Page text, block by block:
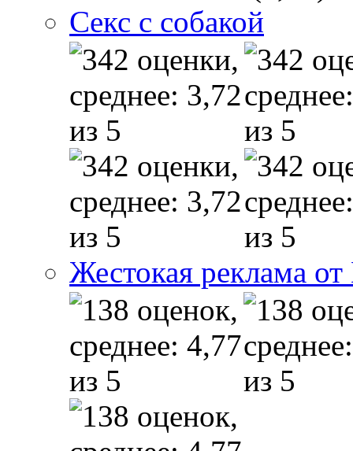
Секс с собакой
Жестокая реклама